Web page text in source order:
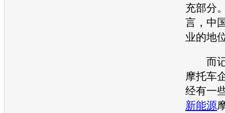
充部分
言，中
业的地
而记
摩托车
经有一
新能源